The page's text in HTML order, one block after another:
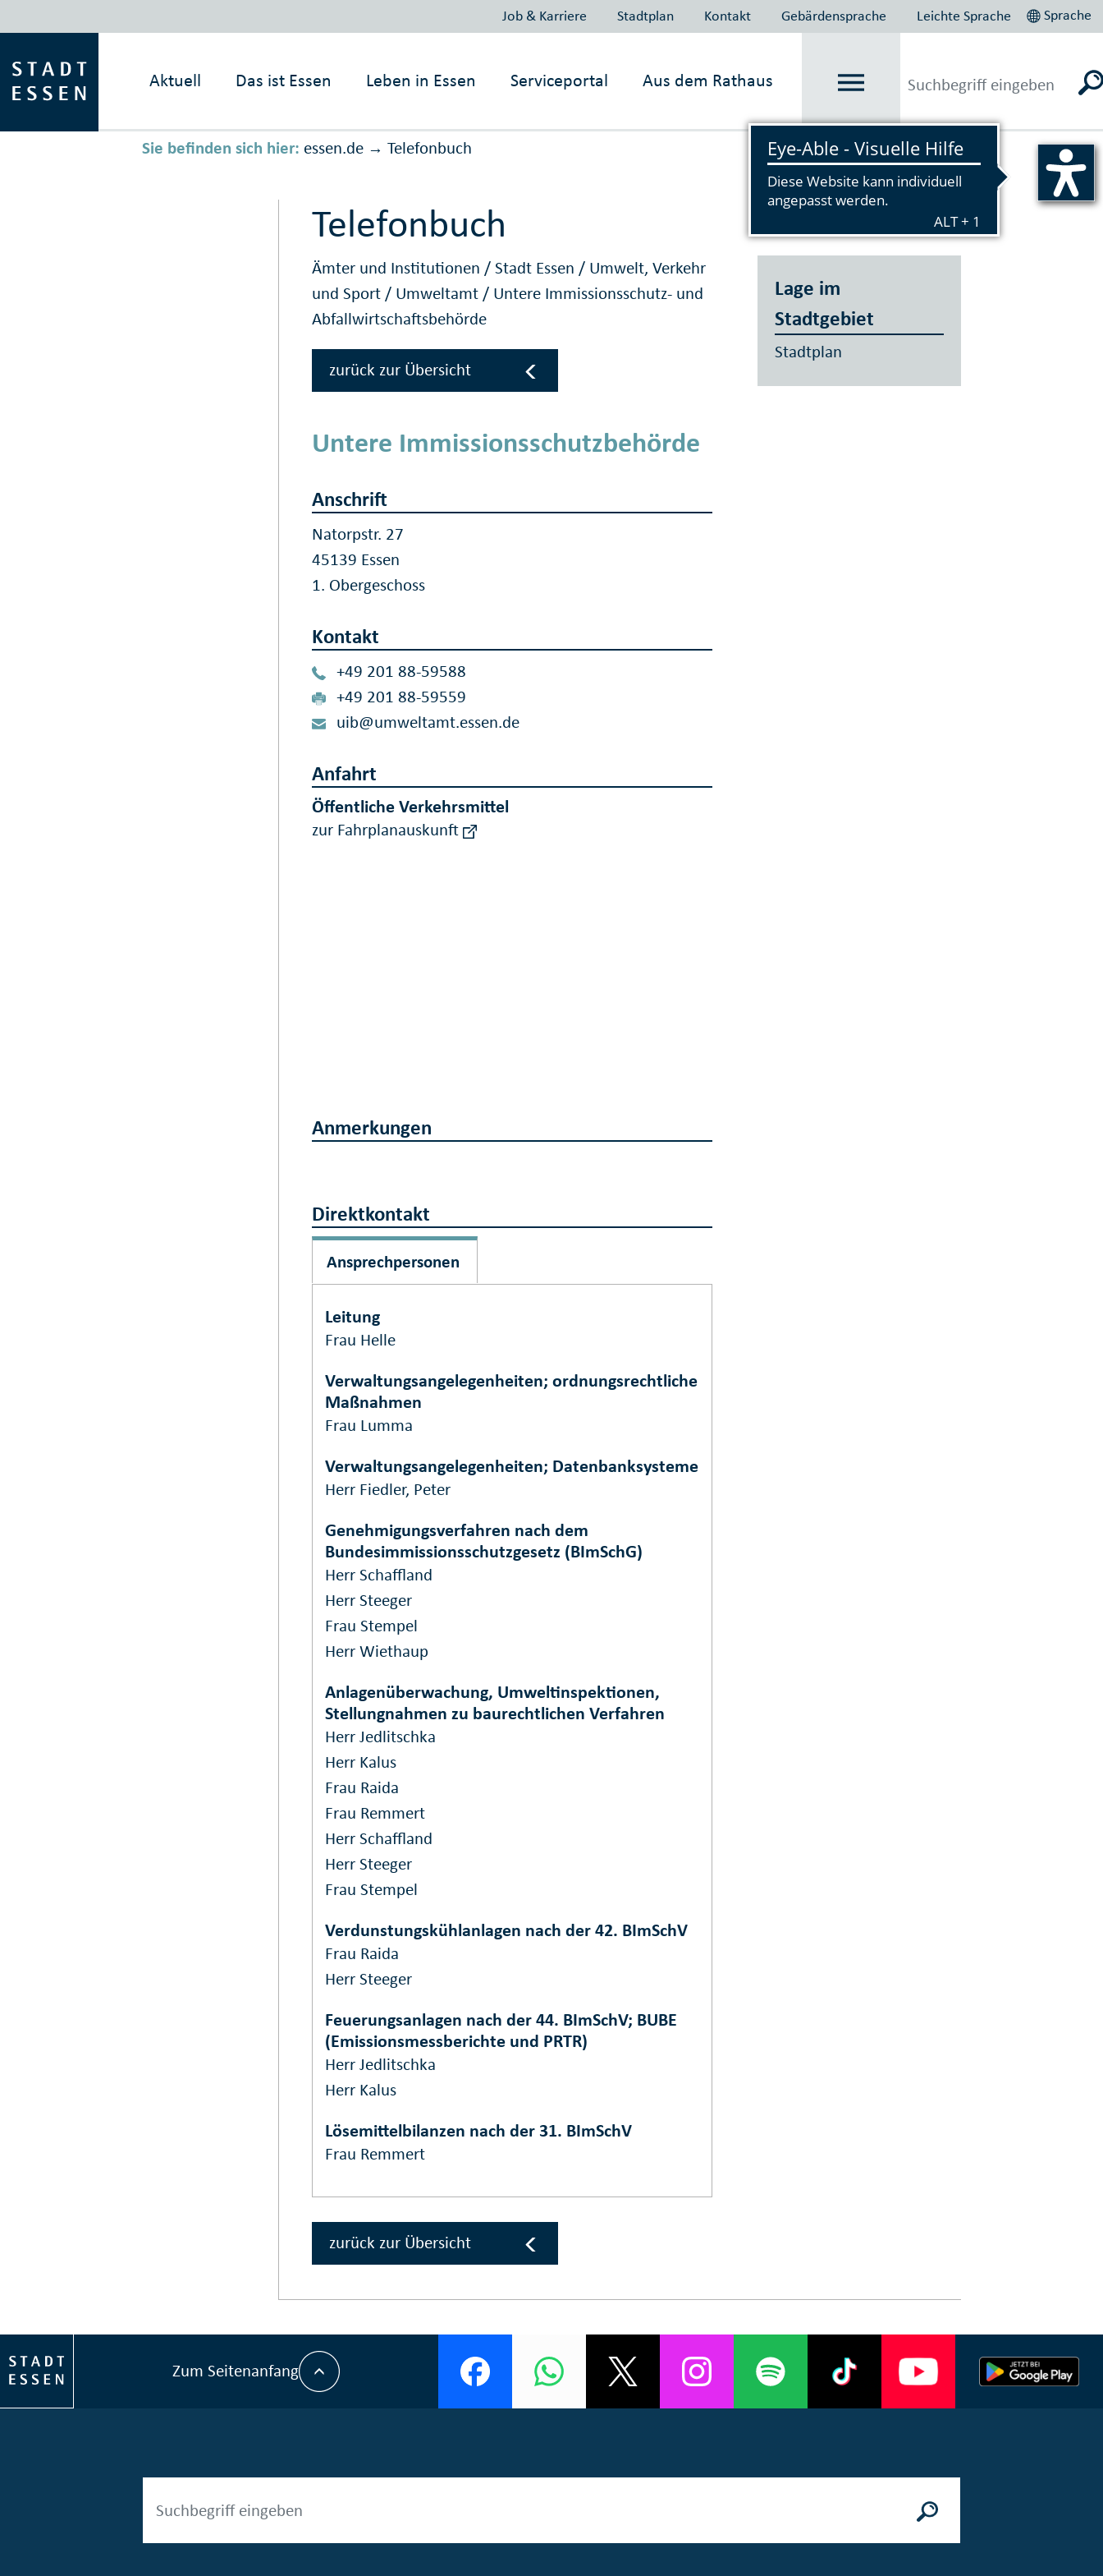
Job & Karriere Stadtplan Kontakt Gebärdensprache Leichte Sprache Sprache
Aktuell Das ist Essen Leben in Essen Serviceportal Aus dem Rathaus
Sie befinden sich hier: essen.de → Telefonbuch Vorlesen
Telefonbuch
Ämter und Institutionen /Stadt Essen / Umwelt, Verkehr
und Sport / Umweltamt / Untere Immissionsschutz- und
Abfallwirtschaftsbehörde
zurück zur Übersicht
Untere Immissionsschutzbehörde
Anschrift
Natorpstr. 27
45139 Essen
1. Obergeschoss
Kontakt
+49 201 88-59588
+49 201 88-59559
uib@umweltamt.essen.de
Anfahrt
Öffentliche Verkehrsmittel
zur Fahrplanauskunft
Anmerkungen
Direktkontakt
Ansprechpersonen
Leitung
Frau Helle
Verwaltungsangelegenheiten; ordnungsrechtliche
Maßnahmen
Frau Lumma
Verwaltungsangelegenheiten; Datenbanksysteme
Herr Fiedler, Peter
Genehmigungsverfahren nach dem
Bundesimmissionsschutzgesetz (BImSchG)
Herr Schaffland
Herr Steeger
Frau Stempel
Herr Wiethaup
Anlagenüberwachung, Umweltinspektionen,
Stellungnahmen zu baurechtlichen Verfahren
Herr Jedlitschka
Herr Kalus
Frau Raida
Frau Remmert
Herr Schaffland
Herr Steeger
Frau Stempel
Verdunstungskühlanlagen nach der 42. BImSchV
Frau Raida
Herr Steeger
Feuerungsanlagen nach der 44. BImSchV; BUBE
(Emissionsmessberichte und PRTR)
Herr Jedlitschka
Herr Kalus
Lösemittelbilanzen nach der 31. BImSchV
Frau Remmert
zurück zur Übersicht
Lage im
Stadtgebiet
Stadtplan
Zum Seitenanfang